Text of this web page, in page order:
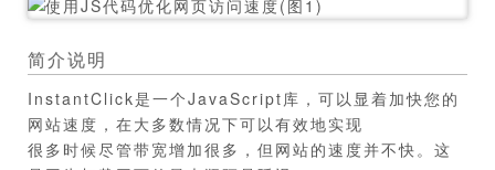
简介说明
InstantClick是一个JavaScript库，可以显着加快您的
网站速度，在大多数情况下可以有效地实现
很多时候尽管带宽增加很多，但网站的速度并不快。这